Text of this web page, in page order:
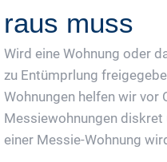
raus muss
Wird eine Wohnung oder
zu Entümprlung
Wohnungen helfen wir vor
Messiewohnungen diskret
einer Messie-Wohnung